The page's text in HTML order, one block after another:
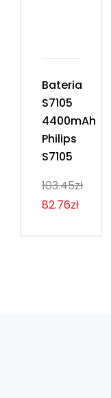
Bateria
S7105
4400mAh
Philips
S7105
103.45zł
82.76zł